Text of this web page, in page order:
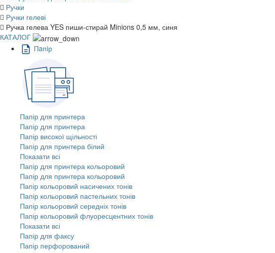
Ручки
Ручки гелеві
Ручка гелева YES пиши-стирай Minions 0,5 мм, синя
КАТАЛОГ
Пaпiр
Папір для принтера
Папір для принтера
Папір високої щільності
Папір для принтера білий
Показати всі
Папір для принтера кольоровий
Папір для принтера кольоровий
Папір кольоровий насичених тонів
Папір кольоровий пастельних тонів
Папір кольоровий середніх тонів
Папір кольоровий флуоресцентних тонів
Показати всі
Папір для факсу
Папір перфорований